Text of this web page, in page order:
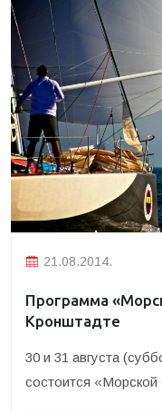
21.08.2014.
Программа
Кронштадте
30 и 31 августа
состоится «Морской